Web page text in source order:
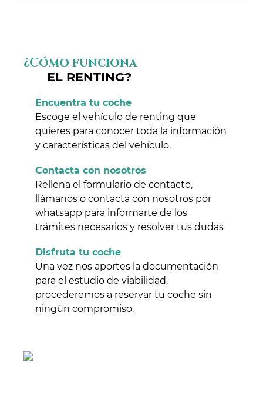
¿Cómo funciona
EL RENTING?
Encuentra tu coche
Escoge el vehículo de renting que
quieres para conocer toda la información
y características del vehículo.
Contacta con nosotros
Rellena el formulario de contacto,
llámanos o contacta con nosotros por
whatsapp para informarte de los
trámites necesarios y resolver tus dudas
Disfruta tu coche
Una vez nos aportes la documentación
para el estudio de viabilidad,
procederemos a reservar tu coche sin
ningún compromiso.